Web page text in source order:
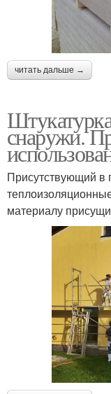
читать дальше →
снаружи.
Присутствующий в
материалу